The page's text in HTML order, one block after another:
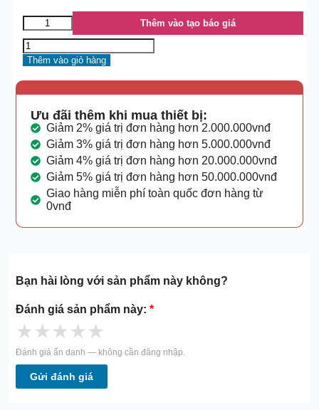
Thêm vào tạo báo giá
Thêm vào giỏ hàng
Ưu đãi thêm khi mua thiết bị:
Giảm 2% giá trị đơn hàng hơn 2.000.000vnđ
Giảm 3% giá trị đơn hàng hơn 5.000.000vnđ
Giảm 4% giá trị đơn hàng hơn 20.000.000vnđ
Giảm 5% giá trị đơn hàng hơn 50.000.000vnđ
Giao hàng miễn phí toàn quốc đơn hàng từ
0vnđ
Bạn hài lòng với sản phẩm này không?
Đánh giá sản phẩm này:*
★★★★★
Đánh giá ẩn danh — không cần đăng nhập.
Gửi đánh giá